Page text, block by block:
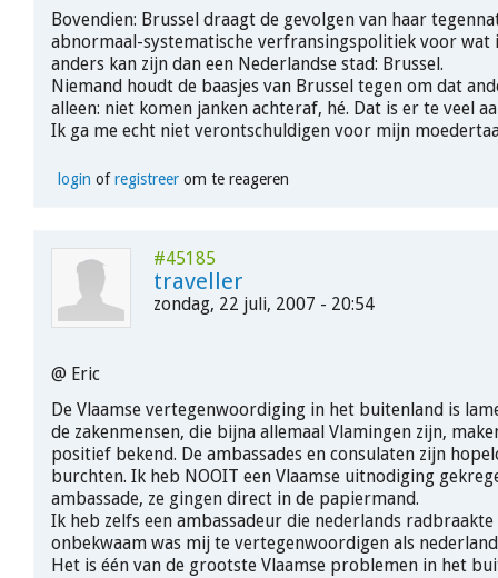
Bovendien: Brussel draagt de gevolgen van haar
abnormaal-systematische verfransingspolitiek voor wat
anders kan zijn dan een Nederlandse stad: Brussel.
Niemand houdt de baasjes van Brussel tegen om dat
alleen: niet komen janken achteraf, hé. Dat is er te veel
Ik ga me echt niet verontschuldigen voor mijn
login ofregistreerom te reageren
#45185
traveller
zondag, 22 juli, 2007 - 20:54
@ Eric
De Vlaamse vertegenwoordiging in het buitenland is
de zakenmensen, die bijna allemaal Vlamingen zijn,
positief bekend. De ambassades en consulaten zijn
burchten. Ik heb NOOIT een Vlaamse uitnodiging
ambassade, ze gingen direct in de papiermand.
Ik heb zelfs een ambassadeur die nederlands
onbekwaam was mij te vertegenwoordigen als
Het is één van de grootste Vlaamse problemen in het